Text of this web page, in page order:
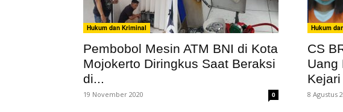
Hukum dan Kriminal
Pembobol Mesin ATM BNI di Kota
Mojokerto Diringkus Saat Beraksi
di...
19 November 2020 0
Hukum
CS
Uang
8 Agustus